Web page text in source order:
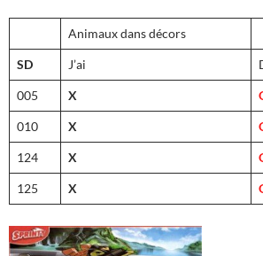
Animaux dans décors
SD J’ai
005 X
010 X
124 X
125 X